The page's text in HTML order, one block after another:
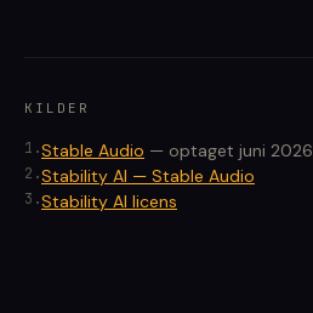
KILDER
1 .Stable Audio — optaget juni 2026
2 .Stability AI — Stable Audio
3 .Stability AI licens